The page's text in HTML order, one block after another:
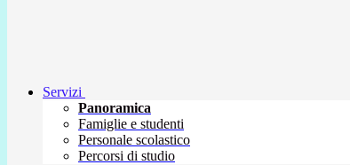
Servizi
Panoramica
Famiglie e studenti
Personale scolastico
Percorsi di studio